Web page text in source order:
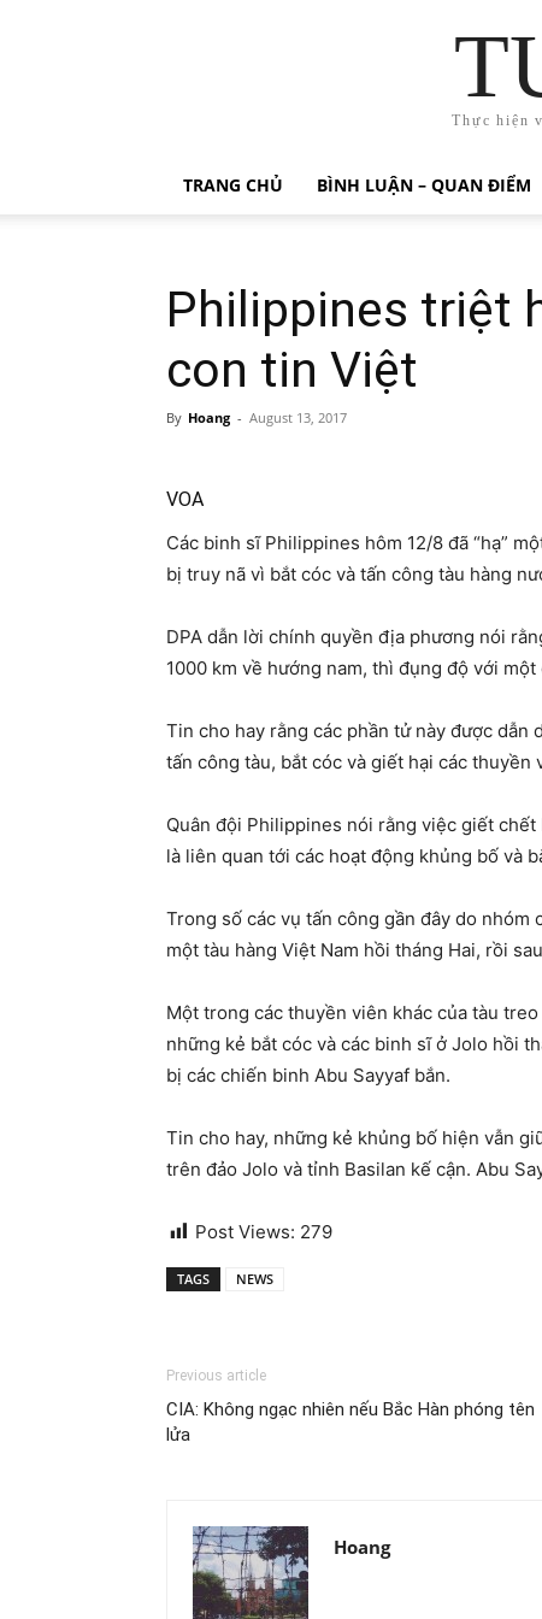
Thực hiện
TRANG CHỦ BÌNH LUẬN – QUAN ĐIỂM
Philippines triệt
con tin Việt
By Hoang - August 13, 2017
VOA
Các binh sĩ Philippines hôm 12/8 đã “hạ”
bị truy nã vì bắt cóc và tấn công tàu hàng
DPA dẫn lời chính quyền địa phương nói
1000 km về hướng nam, thì đụng độ với
Tin cho hay rằng các phần tử này được
tấn công tàu, bắt cóc và giết hại các
Quân đội Philippines nói rằng việc giết
là liên quan tới các hoạt động khủng bố và
Trong số các vụ tấn công gần đây do
một tàu hàng Việt Nam hồi tháng Hai, rồi
Một trong các thuyền viên khác của tàu
những kẻ bắt cóc và các binh sĩ ở Jolo hồi
bị các chiến binh Abu Sayyaf bắn.
Tin cho hay, những kẻ khủng bố hiện vẫn
trên đảo Jolo và tỉnh Basilan kế cận. Abu
Post Views: 279
TAGS NEWS
Previous article
CIA: Không ngạc nhiên nếu Bắc Hàn phóng tên
lửa
Hoang